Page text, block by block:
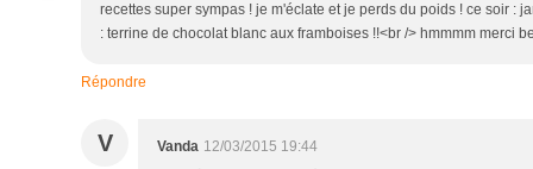
recettes super sympas ! je m'éclate et je perds du poids ! ce soir :
: terrine de chocolat blanc aux framboises !!<br /> hmmmm merci
Répondre
V Vanda 12/03/2015 19:44